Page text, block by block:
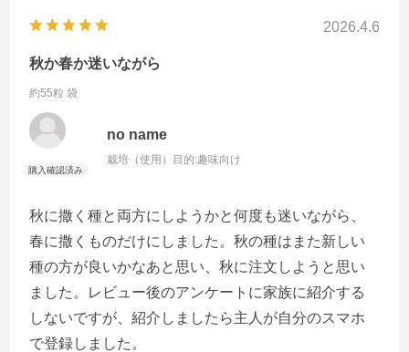
2026.4.6
秋か春か迷いながら
約55粒 袋
no name
栽培（使用）目的:趣味向け
秋に撒く種と両方にしようかと何度も迷いながら、
春に撒くものだけにしました。秋の種はまた新しい
種の方が良いかなあと思い、秋に注文しようと思い
ました。レビュー後のアンケートに家族に紹介する
しないですが、紹介しましたら主人が自分のスマホ
で登録しました。